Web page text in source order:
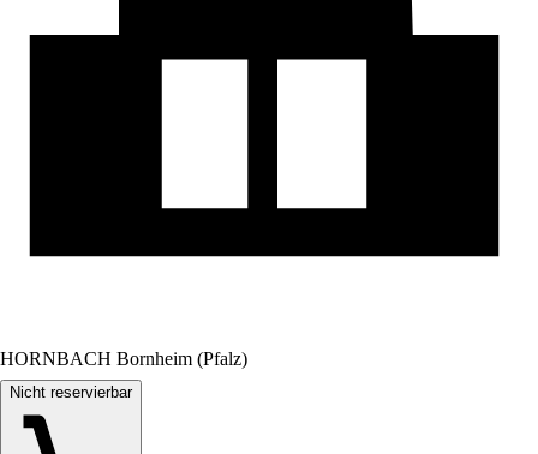
HORNBACH Bornheim (Pfalz)
Nicht reservierbar